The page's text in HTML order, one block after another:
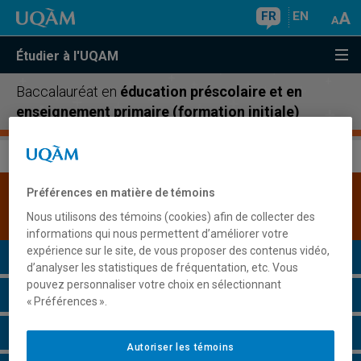
FR EN
Étudier à l'UQAM
Baccalauréat en éducation préscolaire et en
enseignement primaire (formation initiale)
Une version plus récente de ce programme est
disponible.Cliquez ici pour la consulter.
Présentation du programme
Conditions d'admission
Cours à suivre et horaires
Préférences en matière de témoins
Nous utilisons des témoins (cookies) afin de collecter des
informations qui nous permettent d’améliorer votre
expérience sur le site, de vous proposer des contenus vidéo,
d’analyser les statistiques de fréquentation, etc. Vous
pouvez personnaliser votre choix en sélectionnant
« Préférences ».
Autoriser les témoins